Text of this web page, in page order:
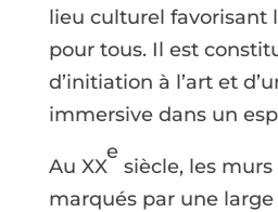
lieu culturel favorisant
pour tous. Il est
d’initiation à l’art et
immersive dans un
Au XX
e
siècle, les
marqués par une large